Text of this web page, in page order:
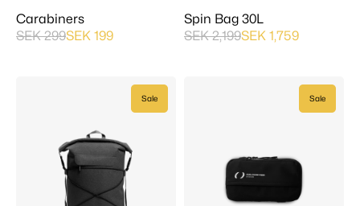
Carabiners
SEK 299SEK 199
Spin Bag 30L
SEK 2,199SEK 1,759
Sale Sale